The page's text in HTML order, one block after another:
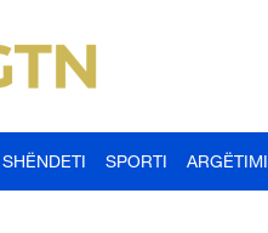
SHËNDETI SPORTI ARGËTIMI